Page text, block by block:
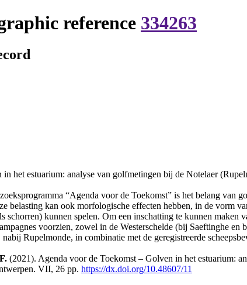
reference 334263
het estuarium: analyse van golfmetingen bij de Notelaer
“Agenda voor de Toekomst” is het belang
belasting kan ook morfologische effecten hebben, in de vorm
schorren) kunnen spelen. Om een inschatting te kunnen
voorzien, zowel in de Westerschelde (bij Saeftinghe
Rupelmonde, in combinatie met de geregistreerde
(2021). Agenda voor de Toekomst – Golven in het estuarium:
VII, 26 pp. https://dx.doi.org/10.48607/11